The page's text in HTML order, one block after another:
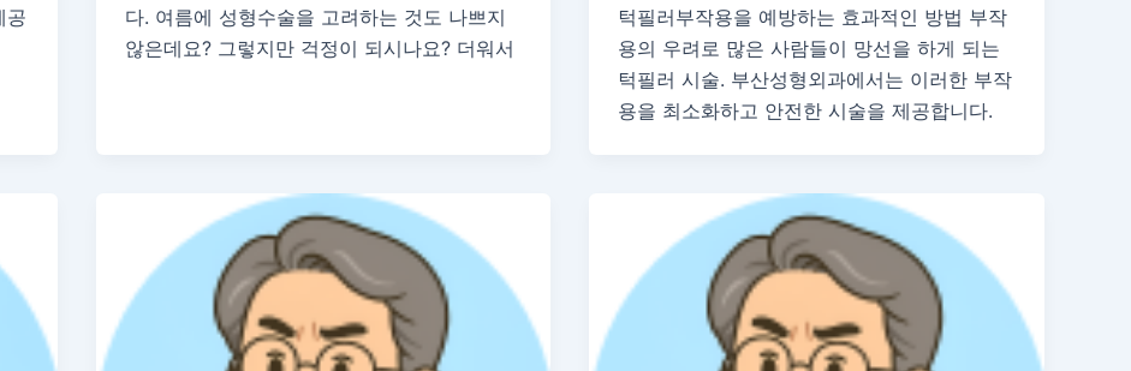
공
다. 여름에 성형수술을 고려하는 것도 나쁘지
않은데요? 그렇지만 걱정이 되시나요? 더워서
턱필러부작용을 예방하는 효과적인 방법 부작
용의 우려로 많은 사람들이 망선을 하게 되는
턱필러 시술. 부산성형외과에서는 이러한 부작
용을 최소화하고 안전한 시술을 제공합니다.